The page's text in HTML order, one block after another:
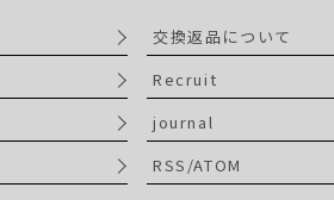
交換返品について
Recruit
journal
RSS/ATOM